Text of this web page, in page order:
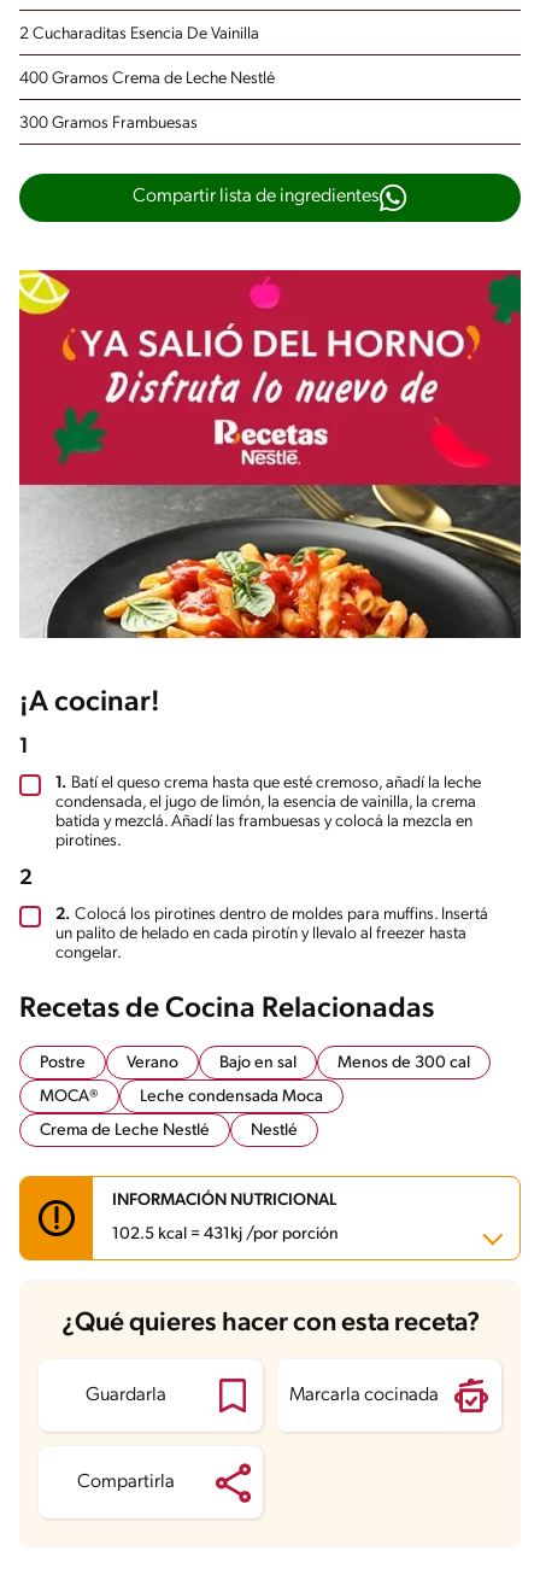
2 Cucharaditas Esencia De Vainilla
400 Gramos Crema de Leche Nestlé
300 Gramos Frambuesas
Compartir lista de ingredientes
¡A cocinar!
1
1. Batí el queso crema hasta que esté cremoso, añadí la leche
condensada, el jugo de limón, la esencia de vainilla, la crema
batida y mezclá. Añadí las frambuesas y colocá la mezcla en
pirotines.
2
2. Colocá los pirotines dentro de moldes para muffins. Insertá
un palito de helado en cada pirotín y llevalo al freezer hasta
congelar.
Recetas de Cocina Relacionadas
Postre Verano Bajo en sal
Menos de 300 cal
MOCA®
Leche condensada Moca
Crema de Leche Nestlé
Nestlé
INFORMACIÓN NUTRICIONAL
102.5 kcal = 431kj /por porción
Carbohidratos 7.3 g
Energía 102.5 kcal
Proteína
Grasas saturadas 3.9 g
Sodio 35.2 mg
¿Qué quieres hacer con esta receta?
Guardarla Marcarla cocinada
Compartirla